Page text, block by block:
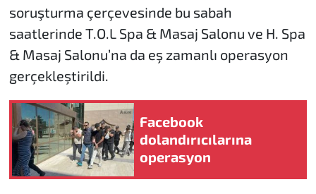
soruşturma çerçevesinde bu sabah
saatlerinde T.O.L Spa & Masaj Salonu ve H. Spa
& Masaj Salonu’na da eş zamanlı operasyon
gerçekleştirildi.
Facebook
dolandırıcılarına
operasyon